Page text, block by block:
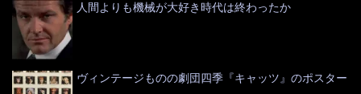
人間よりも機械が大好き時代は終わったか
ヴィンテージものの劇団四季『キャッツ』のポスター